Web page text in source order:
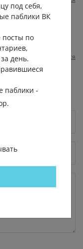
стелился, в
0 Пожаловаться
под себя,
паблики ВК
посты по
день.
паблики -